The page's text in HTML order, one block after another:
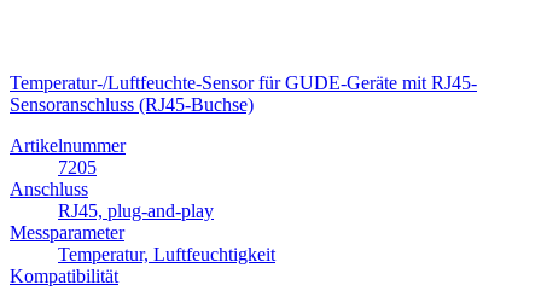
Temperatur-/Luftfeuchte-Sensor für GUDE-Geräte mit RJ45-
Sensoranschluss (RJ45-Buchse)
Artikelnummer
7205
Anschluss
RJ45, plug-and-play
Messparameter
Temperatur, Luftfeuchtigkeit
Kompatibilität